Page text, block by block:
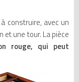
construire, avec un
et une tour. La pièce
rouge, qui peut